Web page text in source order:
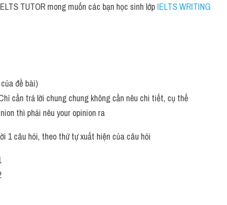
TUTOR mong muốn các bạn học sinh lớp IELTS WRITING
đề bài)
cần trả lời chung chung không cần nêu chi tiết, cụ thể
thì phải nêu your opinion ra
1 câu hỏi, theo thứ tự xuất hiện của câu hỏi